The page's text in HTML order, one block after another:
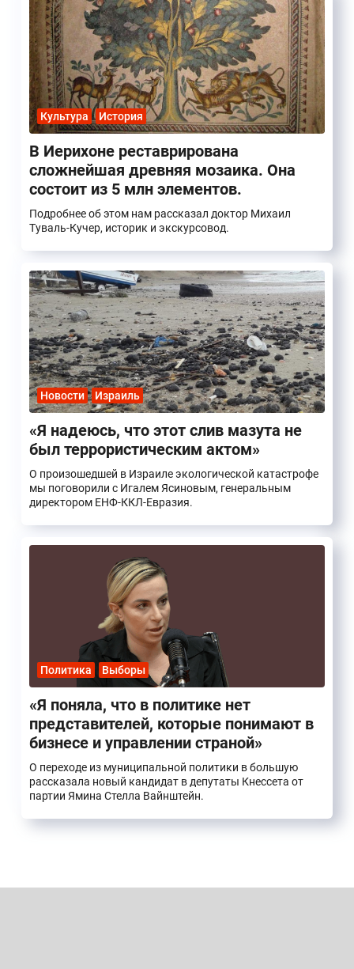
Культура История
В Иерихоне реставрирована
сложнейшая древняя мозаика. Она
состоит из 5 млн элементов.
Подробнее об этом нам рассказал доктор Михаил
Туваль-Кучер, историк и экскурсовод.
Новости Израиль
«‎Я надеюсь, что этот слив мазута не
был террористическим актом»
О произошедшей в Израиле экологической катастрофе
мы поговорили с Игалем Ясиновым, генеральным
директором ЕНФ-ККЛ-Евразия.
Политика Выборы
«Я поняла, что в политике нет
представителей, которые понимают в
бизнесе и управлении страной»
О переходе из муниципальной политики в большую
рассказала новый кандидат в депутаты Кнессета от
партии Ямина Стелла Вайнштейн.